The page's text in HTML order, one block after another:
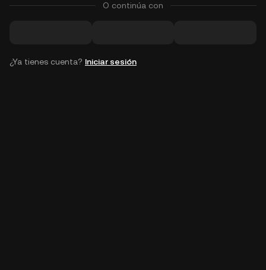
O continúa con
¿Ya tienes cuenta? Iniciar sesión